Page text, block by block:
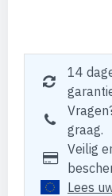
14
graag.
Veilig
Lees